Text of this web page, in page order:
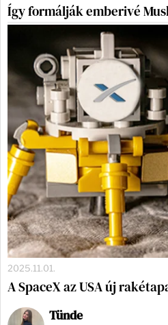
Így formálják emberivé
2025.11.01.
A SpaceX az USA új
Tünde